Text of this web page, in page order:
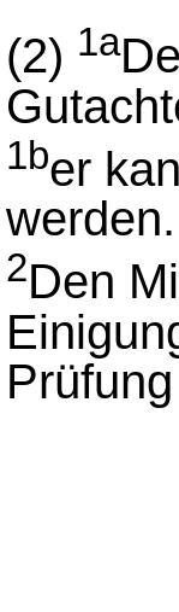
(2) 1a
1ber
werden.
2Den